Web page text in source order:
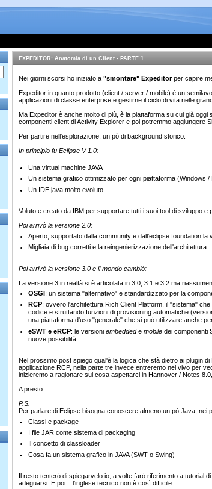
EXPEDITOR: Anatomia di un Client - PARTE 1
Nei giorni scorsi ho iniziato a "smontare" Expeditorper capire
Expeditor in quanto prodotto (client / server / mobile) è un
applicazioni di classe enterprise e gestirne il ciclo di vita nelle
Ma Expeditor è anche molto di più, è la piattaforma su cui già
componenti client di Activity Explorer e poi potremmo aggiungere
Per partire nell'esplorazione, un pò di background storico:
In principio fu Eclipse V 1.0:
Una virtual machine JAVA
Un sistema grafico ottimizzato per ogni piattaforma (Windows
Un IDE java molto evoluto
Voluto e creato da IBM per supportare tutti i suoi tool di sviluppo e
Poi arrivò la versione 2.0:
Aperto, supportato dalla community e dall'eclipse foundation
Migliaia di bug corretti e la reingenierizzazione dell'architettura.
Poi arrivò la versione 3.0 e il mondo cambiò:
La versione 3 in realtà si è articolata in 3.0, 3.1 e 3.2 ma
OSGI: un sistema "alternativo" e standardizzato per la
RCP: ovvero l'architettura Rich Client Platform, il "sistema"
codice e sfruttando funzioni di provisioning automatiche
una piattaforma d'uso "generale" che si può utilizzare anche
eSWT e eRCP: le versioni embeddede mobile dei componenti
nuove possibilità.
Nel prossimo post spiego qual'è la logica che stà dietro ai plugin
applicazione RCP, nella parte tre invece entreremo nel vivo per
inizieremo a ragionare sul cosa aspettarci in Hannover / Notes
A presto.
P.S.
Per parlare di Eclipse bisogna conoscere almeno un pò Java,
Classi e package
I file JAR come sistema di packaging
Il concetto di classloader
Cosa fa un sistema grafico in JAVA (SWT o Swing)
Il resto tenterò di spiegarvelo io, a volte farò riferimento a tutorial
adeguarsi. E poi .. l'inglese tecnico non è così difficile.